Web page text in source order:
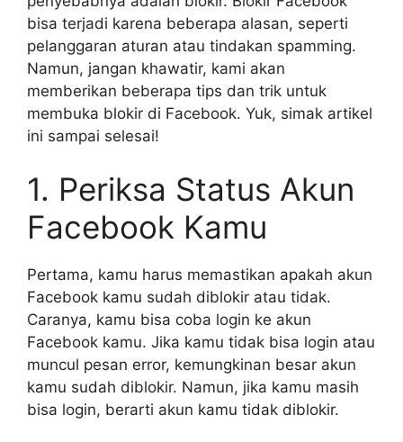
bisa terjadi karena beberapa alasan, seperti
pelanggaran aturan atau tindakan spamming.
Namun, jangan khawatir, kami akan
memberikan beberapa tips dan trik untuk
membuka blokir di Facebook. Yuk, simak artikel
ini sampai selesai!
1. Periksa Status Akun
Facebook Kamu
Pertama, kamu harus memastikan apakah akun
Facebook kamu sudah diblokir atau tidak.
Caranya, kamu bisa coba login ke akun
Facebook kamu. Jika kamu tidak bisa login atau
muncul pesan error, kemungkinan besar akun
kamu sudah diblokir. Namun, jika kamu masih
bisa login, berarti akun kamu tidak diblokir.